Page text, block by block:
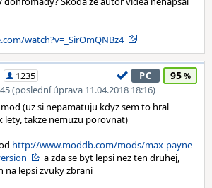
watch?v=_SirOmQNBz4
1235
(poslední úprava 11.04.2018 18:16)
PC 95
(uz si nepamatuju kdyz sem to hral
lety, takze nemuzu porovnat)
http://www.moddb.com/mods/max-payne-
a zda se byt lepsi nez ten druhej,
na lepsi zvuky zbrani